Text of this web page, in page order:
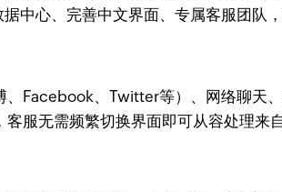
中心、完善中文界面、专属客服团队
、Facebook、Twitter等）、网络聊天
服无需频繁切换界面即可从容处理来